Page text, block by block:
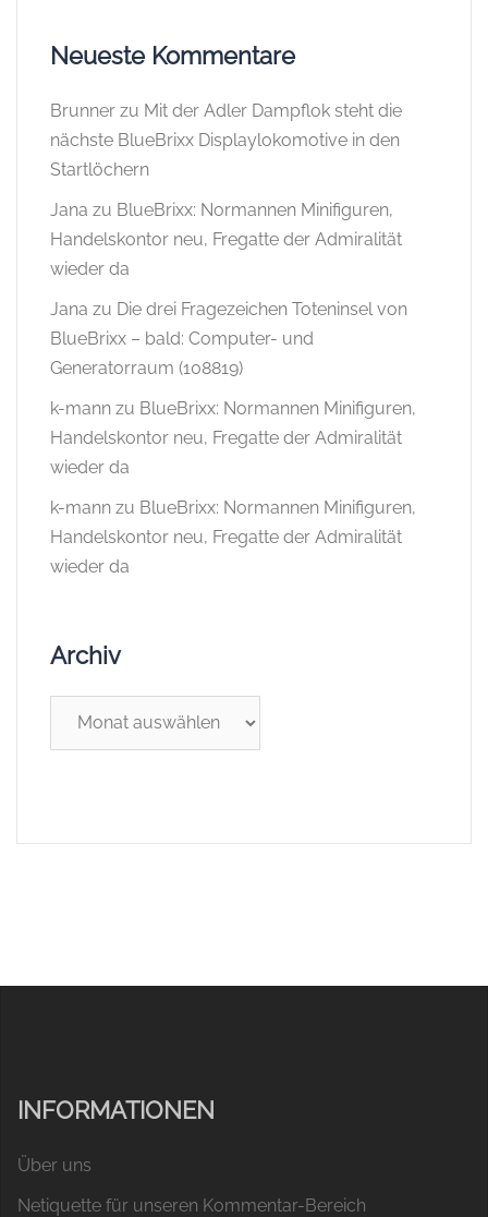
Neueste Kommentare
Brunner zu Mit der Adler Dampflok steht die
nächste BlueBrixx Displaylokomotive in den
Startlöchern
Jana zu BlueBrixx: Normannen Minifiguren,
Handelskontor neu, Fregatte der Admiralität
wieder da
Jana zu Die drei Fragezeichen Toteninsel von
BlueBrixx – bald: Computer- und
Generatorraum (108819)
k-mann zu BlueBrixx: Normannen Minifiguren,
Handelskontor neu, Fregatte der Admiralität
wieder da
k-mann zu BlueBrixx: Normannen Minifiguren,
Handelskontor neu, Fregatte der Admiralität
wieder da
Archiv
INFORMATIONEN
Über uns
Netiquette für unseren Kommentar-Bereich